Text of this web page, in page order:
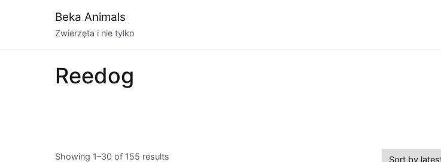
Beka Animals
Zwierzęta i nie tylko
Reedog
Showing 1–30 of 155 results